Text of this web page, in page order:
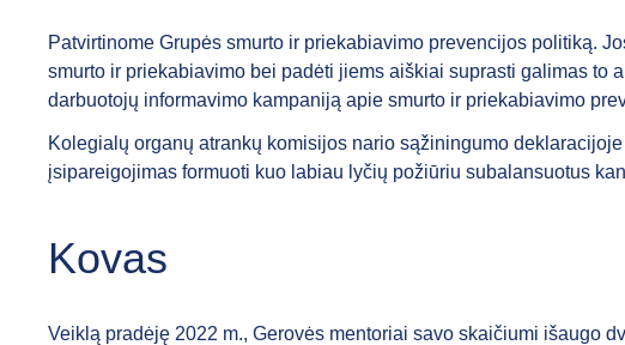
Patvirtinome Grupės smurto ir priekabiavimo prevencijos politiką.
smurto ir priekabiavimo bei padėti jiems aiškiai suprasti galimas to
darbuotojų informavimo kampaniją apie smurto ir priekabiavimo
Kolegialų organų atrankų komisijos nario sąžiningumo
įsipareigojimas formuoti kuo labiau lyčių požiūriu subalansuotus
Kovas
Veiklą pradėję 2022 m., Gerovės mentoriai savo skaičiumi išaugo